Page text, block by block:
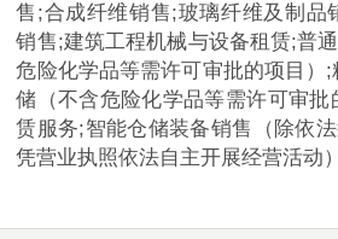
售;合成纤维销售;玻璃纤维及制品
销售;建筑工程机械与设备租赁;普
危险化学品等需许可审批的项目）
储（不含危险化学品等需许可审批
赁服务;智能仓储装备销售（除依
凭营业执照依法自主开展经营活动）